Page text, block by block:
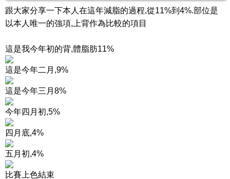
跟大家分享一下本人在這年減脂的過程,從11%到4%.部位是
以本人唯一的強項,上背作為比較的項目
這是我今年初的背,體脂肪11%
這是今年二月,9%
這是今年三月8%
今年四月初,5%
四月底,4%
五月初,4%
比賽上色結束